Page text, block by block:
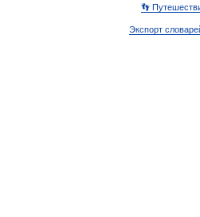
👣
Экспорт